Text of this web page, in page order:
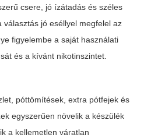
csere, jó ízátadás és széles
jó eséllyel megfelel az
figyelembe a saját használati
és a kívánt nikotinszintet.
póttömítések, extra pótfejek és
egyszerűen növelik a készülék
a kellemetlen váratlan